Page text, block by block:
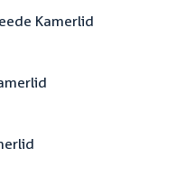
Kamerlid